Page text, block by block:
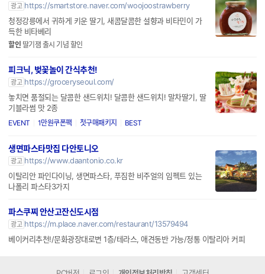
광고 https://smartstore.naver.com/woojoostrawberry
청정강릉에서 귀하게 키운 딸기, 새콤달콤한 설향과 비타민이 가
득한 비타베리
할인 딸기잼 출시 기념 할인
피크닉, 벚꽃놀이 간식추천!
광고 https://groceryseoul.com/
놓치면 품절되는 달콤한 샌드위치! 달콤한 샌드위치! 말차딸기, 딸
기블라썸 맛 2종
EVENT 1만원쿠폰팩 첫구매패키지 BEST
생면파스타맛집 다안토니오
광고 https://www.daantonio.co.kr
이탈리안 파인다이닝, 생면파스타, 푸짐한 비주얼의 임펙트 있는
나폴리 파스타3가지
파스쿠찌 안산고잔신도시점
광고 https://m.place.naver.com/restaurant/13579494
베이커리추천!/문화광장대로변 1층/테라스, 애견동반 가능/정통 이탈리아 커피